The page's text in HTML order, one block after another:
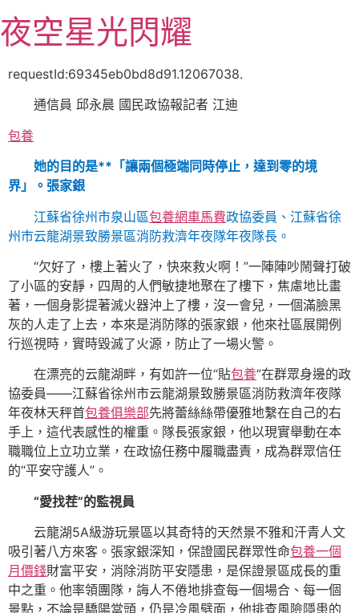
至
主
夜空星光閃耀
requestId:69345eb0bd8d91.12067038.
通信員 邱永晨 國民政協報記者 江迪
包養
她的目的是**「讓兩個極端同時停止，達到零的境
界」。張家銀
江蘇省徐州市泉山區包養網車馬費政協委員、江蘇省徐
州市云龍湖景致勝景區消防救濟年夜隊年夜隊長。
“欠好了，樓上著火了，快來救火啊！”一陣陣吵鬧聲打破
了小區的安靜，四周的人們敏捷地聚在了樓下，焦慮地比畫
著，一個身影提著滅火器沖上了樓，沒一會兒，一個滿臉黑
灰的人走了上去，本來是消防隊的張家銀，他來社區展開例
行巡視時，實時毀滅了火源，防止了一場火警。
在漂亮的云龍湖畔，有如許一位“貼包養”在群眾身邊的政
協委員——江蘇省徐州市云龍湖景致勝景區消防救濟年夜隊
年夜林天秤首包養俱樂部先將蕾絲絲帶優雅地繫在自己的右
手上，這代表感性的權重。隊長張家銀，他以現實舉動在本
職職位上立功立業，在政協任務中履職盡責，成為群眾信任
的“平安守護人”。
“愛找茬”的監視員
云龍湖5A級游玩景區以其奇特的天然景不雅和汗青人文
吸引著八方來客。張家銀深知，保證國民群眾性命包養一個
月價錢財富平安，消除消防平安隱患，是保證景區成長的重
中之重。他率領團隊，誨人不倦地排查每一個場合、每一個
景點，不論是驕陽當頭，仍是冷風劈面，他排查風險隱患的